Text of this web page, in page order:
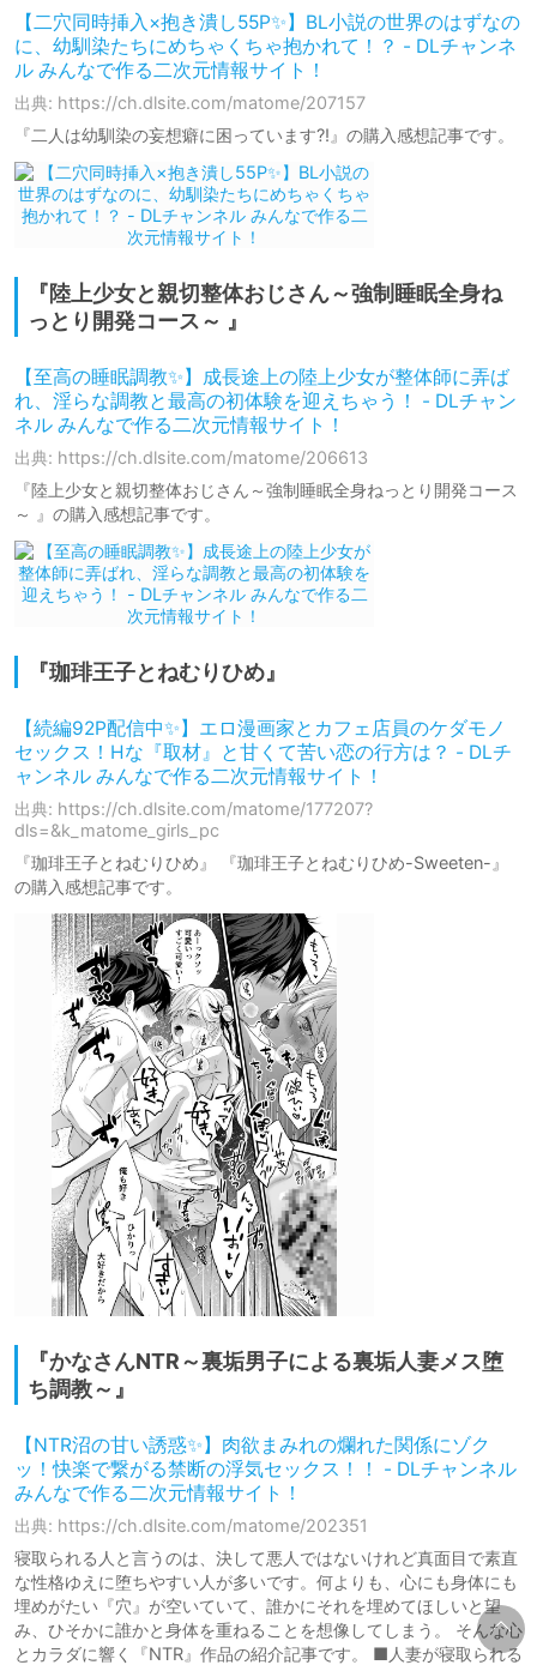
【二穴同時挿入×抱き潰し55P✨】BL小説の世界のはずなの
に、幼馴染たちにめちゃくちゃ抱かれて！？ - DLチャンネ
ル みんなで作る二次元情報サイト！
出典: https://ch.dlsite.com/matome/207157
『二人は幼馴染の妄想癖に困っています?!』の購入感想記事です。
『陸上少女と親切整体おじさん～強制睡眠全身ね
っとり開発コース～ 』
【至高の睡眠調教✨】成長途上の陸上少女が整体師に弄ば
れ、淫らな調教と最高の初体験を迎えちゃう！ - DLチャン
ネル みんなで作る二次元情報サイト！
出典: https://ch.dlsite.com/matome/206613
『陸上少女と親切整体おじさん～強制睡眠全身ねっとり開発コース
～ 』の購入感想記事です。
『珈琲王子とねむりひめ』
【続編92P配信中✨】エロ漫画家とカフェ店員のケダモノ
セックス！Hな『取材』と甘くて苦い恋の行方は？ - DLチ
ャンネル みんなで作る二次元情報サイト！
出典: https://ch.dlsite.com/matome/177207?
dls=&k_matome_girls_pc
『珈琲王子とねむりひめ』 『珈琲王子とねむりひめ-Sweeten-』
の購入感想記事です。
『かなさんNTR～裏垢男子による裏垢人妻メス堕
ち調教～』
【NTR沼の甘い誘惑✨】肉欲まみれの爛れた関係にゾク
ッ！快楽で繋がる禁断の浮気セックス！！ - DLチャンネル
みんなで作る二次元情報サイト！
出典: https://ch.dlsite.com/matome/202351
寝取られる人と言うのは、決して悪人ではないけれど真面目で素直
な性格ゆえに堕ちやすい人が多いです。何よりも、心にも身体にも
埋めがたい『穴』が空いていて、誰かにそれを埋めてほしいと望
み、ひそかに誰かと身体を重ねることを想像してしまう。 そんな心
とカラダに響く『NTR』作品の紹介記事です。 ■人妻が寝取られる